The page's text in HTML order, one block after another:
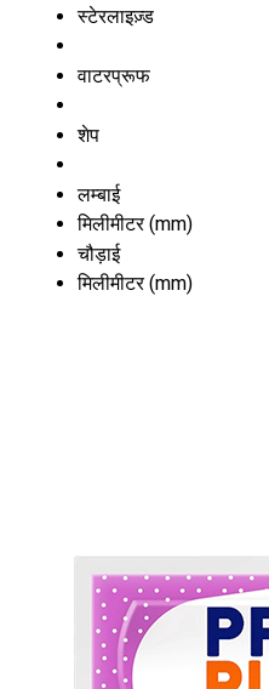
स्टेरलाइज़्ड
वाटरप्रूफ
शेप
लम्बाई
मिलीमीटर (mm)
चौड़ाई
मिलीमीटर (mm)